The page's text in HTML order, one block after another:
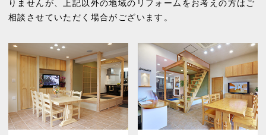
りませんが、上記以外の地域のリフォームをお考えの方はご
相談させていただく場合がございます。